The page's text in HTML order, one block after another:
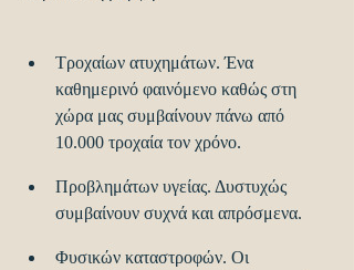
Τροχαίων ατυχημάτων. Ένα
καθημερινό φαινόμενο καθώς στη
χώρα μας συμβαίνουν πάνω από
10.000 τροχαία τον χρόνο.
Προβλημάτων υγείας. Δυστυχώς
συμβαίνουν συχνά και απρόσμενα.
Φυσικών καταστροφών. Οι